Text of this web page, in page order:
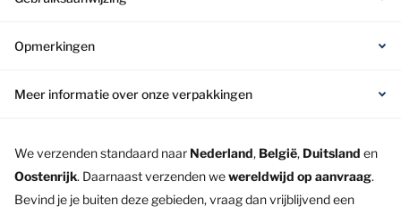
Opmerkingen
Meer informatie over onze verpakkingen
We verzenden standaard naar Nederland, België, Duitsland en
Oostenrijk. Daarnaast verzenden wewereldwijd op aanvraag.
Bevind je je buiten deze gebieden, vraag dan vrijblijvend een